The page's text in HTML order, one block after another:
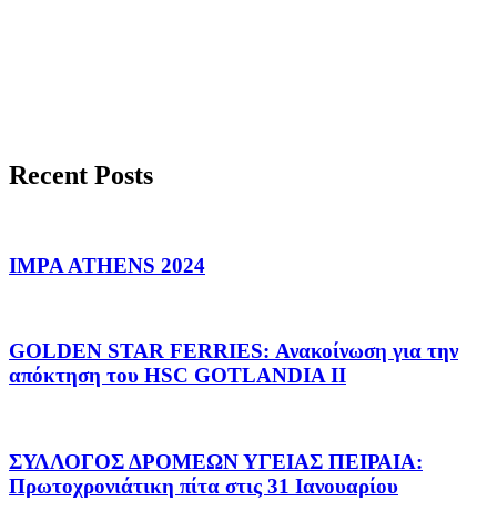
Recent Posts
IMPA ATHENS 2024
GOLDEN STAR FERRIES: Ανακοίνωση για την
απόκτηση του HSC GOTLANDIA II
ΣΥΛΛΟΓΟΣ ΔΡΟΜΕΩΝ ΥΓΕΙΑΣ ΠΕΙΡΑΙΑ:
Πρωτοχρονιάτικη πίτα στις 31 Ιανουαρίου